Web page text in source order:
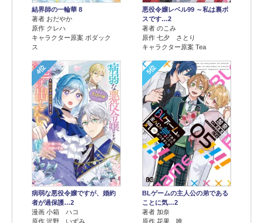
結界師の一輪華 8
著者 おだやか
原作 クレハ
キャラクター原案 ボダック
ス
悪役令嬢レベル99 ～私は裏ボ
スです…2
著者 のこみ
原作 七夕 さとり
キャラクター原案 Tea
4位
病弱な悪役令嬢ですが、婚約
者が過保護…2
漫画 小箱 ハコ
原作 沢野 いずみ
5位
BLゲームの主人公の弟である
ことに気…2
著者 加奈
原作 花果 唯